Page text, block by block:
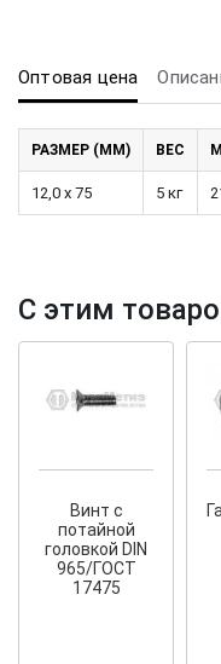
Саморезы кровельные
остатков по ценам 2020
Оптовая цена
РАЗМЕР (ММ) ВЕС
12,0 x 75 5 кг
С этим
Винт с
потайной
головкой DIN
965/ГОСТ
17475